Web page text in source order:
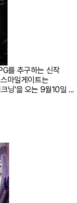
를 추구하는 신작
마일게이트는
닝'을 오는 9월10일 ...